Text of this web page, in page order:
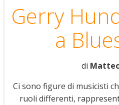
Gerry
a
di
Ci sono figure di musicisti
ruoli differenti,